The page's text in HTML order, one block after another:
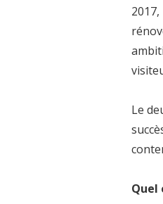
Le
Quel